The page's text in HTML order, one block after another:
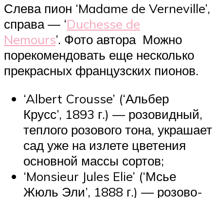
Слева пион ‘Madame de Verneville’,
справа — ‘Duchesse de
Nemours’. Фото автора Можно
порекомендовать еще несколько
прекрасных французских пионов.
‘Albert Crousse’ (‘Альбер
Крусс’, 1893 г.) — розовидный,
теплого розового тона, украшает
сад уже на излете цветения
основной массы сортов;
‘Monsieur Jules Elie’ (‘Мсье
Жюль Эли’, 1888 г.) — розово-